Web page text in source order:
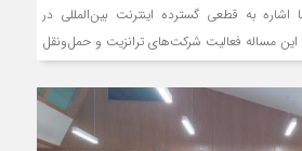
به قطعی گسترده اینترنت بین‌المللی در
این مساله فعالیت شرکت‌های ترانزیت و حمل‌ونقل